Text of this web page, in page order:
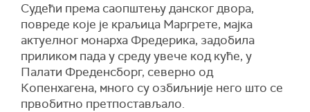
Судећи према саопштењу данског двора,
повреде које је краљица Маргрете, мајка
актуелног монарха Фредерика, задобила
приликом пада у среду увече код куће, у
Палати Фреденсборг, северно од
Копенхагена, много су озбиљније него што се
првобитно претпостављало.